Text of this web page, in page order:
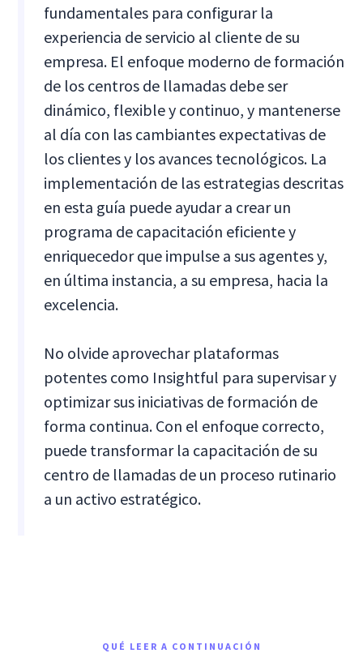
fundamentales para configurar la
experiencia de servicio al cliente de su
empresa. El enfoque moderno de formación
de los centros de llamadas debe ser
dinámico, flexible y continuo, y mantenerse
al día con las cambiantes expectativas de
los clientes y los avances tecnológicos. La
implementación de las estrategias descritas
en esta guía puede ayudar a crear un
programa de capacitación eficiente y
enriquecedor que impulse a sus agentes y,
en última instancia, a su empresa, hacia la
excelencia.
No olvide aprovechar plataformas
potentes como Insightful para supervisar y
optimizar sus iniciativas de formación de
forma continua. Con el enfoque correcto,
puede transformar la capacitación de su
centro de llamadas de un proceso rutinario
a un activo estratégico.
QUÉ LEER A CONTINUACIÓN